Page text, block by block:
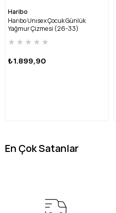
Haribo
Harıbo Unısex Çocuk Günlük
Yağmur Çizmesi (26-33)
★ ★ ★ ★ ★
₺1.899,90
En Çok Satanlar